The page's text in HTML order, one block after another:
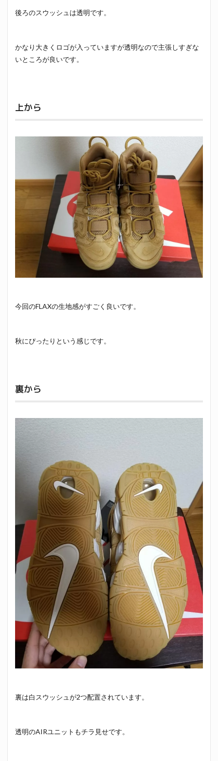
後ろのスウッシュは透明です。
かなり大きくロゴが入っていますが透明なので主張しすぎな
いところが良いです。
上から
今回のFLAXの生地感がすごく良いです。
秋にぴったりという感じです。
裏から
裏は白スウッシュが2つ配置されています。
透明のAIRユニットもチラ見せです。